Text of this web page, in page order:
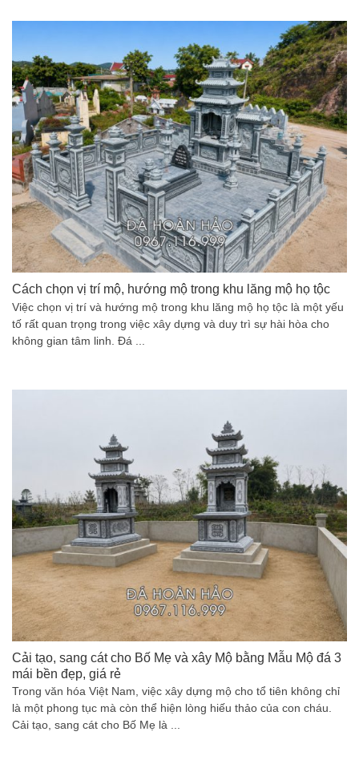
Cách chọn vị trí mộ, hướng mộ trong khu lăng mộ họ tộc
Việc chọn vị trí và hướng mộ trong khu lăng mộ họ tộc là một yếu
tố rất quan trọng trong việc xây dựng và duy trì sự hài hòa cho
không gian tâm linh. Đá ...
Cải tạo, sang cát cho Bố Mẹ và xây Mộ bằng Mẫu Mộ đá 3
mái bền đẹp, giá rẻ
Trong văn hóa Việt Nam, việc xây dựng mộ cho tổ tiên không chỉ
là một phong tục mà còn thể hiện lòng hiếu thảo của con cháu.
Cải tạo, sang cát cho Bố Mẹ là ...